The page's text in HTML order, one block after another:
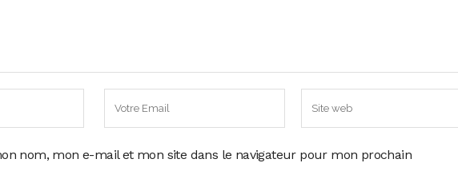
nom, mon e-mail et mon site dans le navigateur pour mon prochain